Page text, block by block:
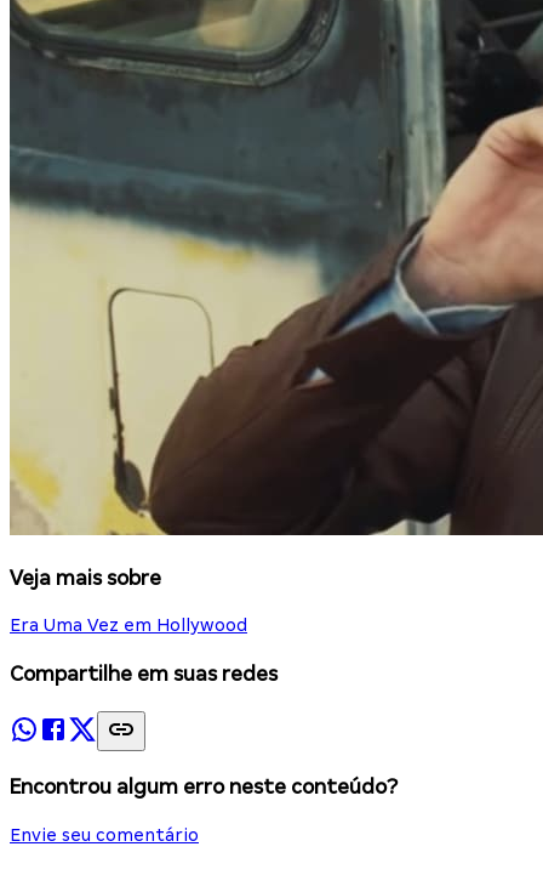
Veja mais sobre
Era Uma Vez em Hollywood
Compartilhe em suas redes
Encontrou algum erro neste conteúdo?
Envie seu comentário